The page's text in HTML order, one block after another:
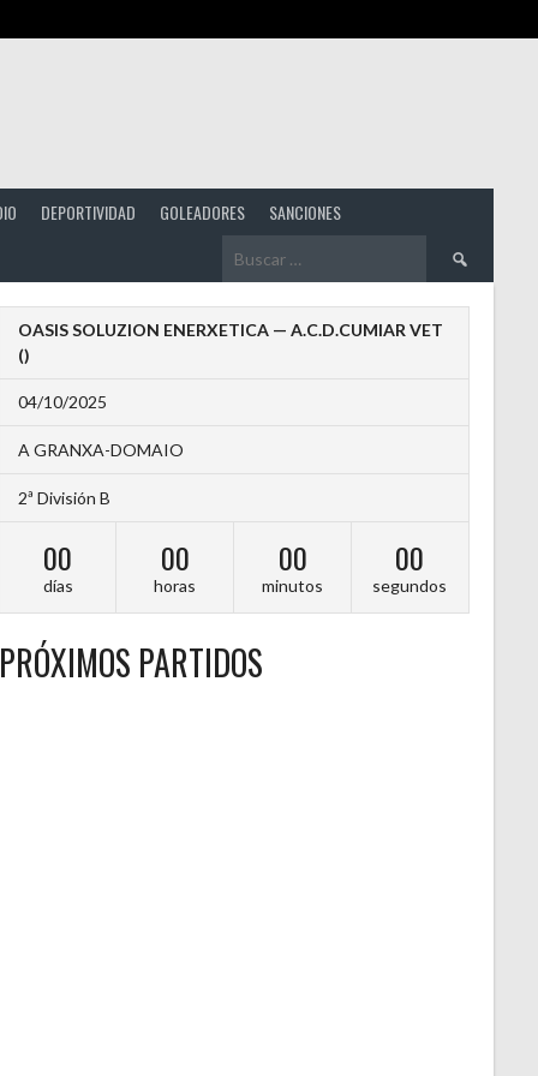
DEPORTIVIDAD GOLEADORES SANCIONES
Buscar:
OASIS SOLUZION ENERXETICA — A.C.D.CUMIAR VET
()
04/10/2025
A GRANXA-DOMAIO
2ª División B
00
días
00
horas
00
minutos
00
segundos
PRÓXIMOS PARTIDOS